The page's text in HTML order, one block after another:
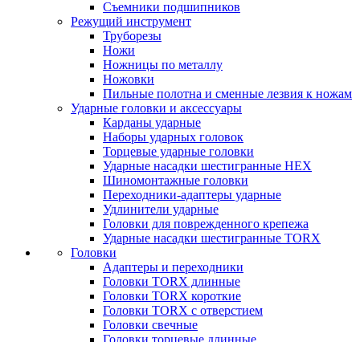
Съемники подшипников
Режущий инструмент
Труборезы
Ножи
Ножницы по металлу
Ножовки
Пильные полотна и сменные лезвия к ножам
Ударные головки и аксессуары
Карданы ударные
Наборы ударных головок
Торцевые ударные головки
Ударные насадки шестигранные HEX
Шиномонтажные головки
Переходники-адаптеры ударные
Удлинители ударные
Головки для поврежденного крепежа
Ударные насадки шестигранные TORX
Головки
Адаптеры и переходники
Головки TORX длинные
Головки TORX короткие
Головки TORX с отверстием
Головки свечные
Головки торцевые длинные